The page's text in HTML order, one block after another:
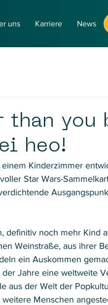
uns Karriere News
than you
heo!
Kinderzimmer
Star Wars-
definitiv noch mehr Kind
Weinstraße, aus ihrer
ein Auskommen
Jahre eine weltweite
aus der Welt der
Menschen